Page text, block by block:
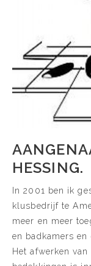
HESSING.
In 2001 ben ik
klusbedrijf te
meer en meer
en badkamers
Het afwerken